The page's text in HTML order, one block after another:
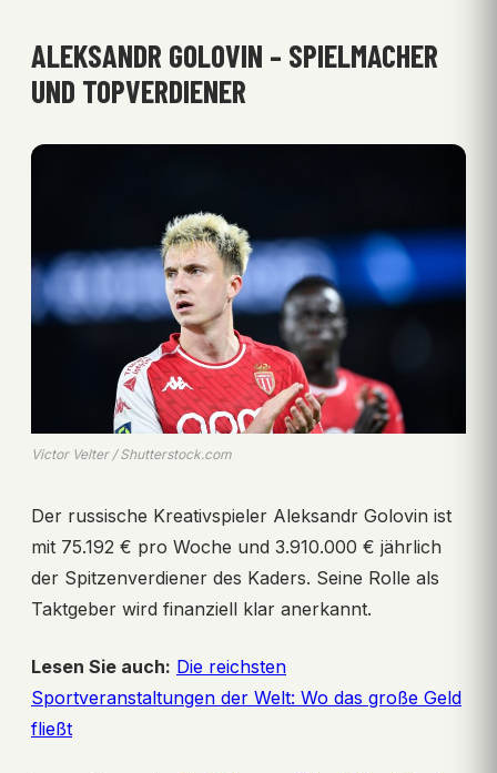
ALEKSANDR GOLOVIN – SPIELMACHER
UND TOPVERDIENER
Victor Velter / Shutterstock.com
Der russische Kreativspieler Aleksandr Golovin ist
mit 75.192 € pro Woche und 3.910.000 € jährlich
der Spitzenverdiener des Kaders. Seine Rolle als
Taktgeber wird finanziell klar anerkannt.
Lesen Sie auch: Die reichsten
Sportveranstaltungen der Welt: Wo das große Geld
fließt